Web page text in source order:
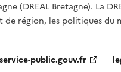
(DREAL Bretagne). La
région, les politiques du
service-public.gouv.fr